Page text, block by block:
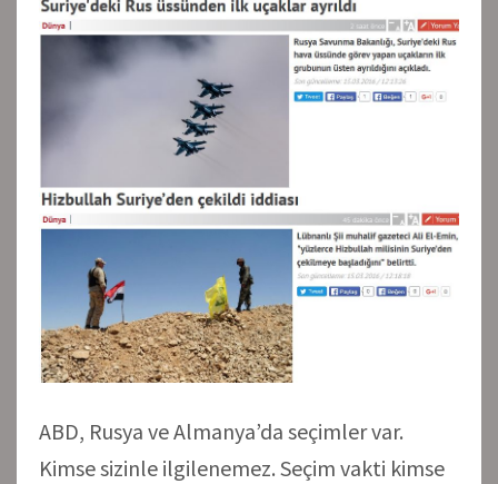
ABD, Rusya ve Almanya’da seçimler var.
Kimse sizinle ilgilenemez. Seçim vakti kimse